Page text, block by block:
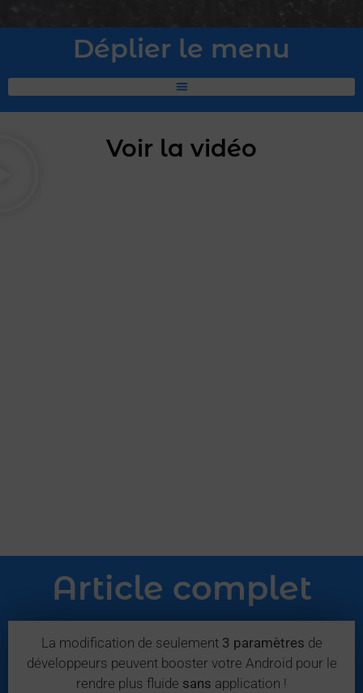
Déplier le menu
Voir la vidéo
Article complet
La modification de seulement 3 paramètres de
développeurs peuvent booster votre Android pour le
rendre plus fluide sans application !